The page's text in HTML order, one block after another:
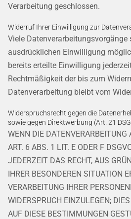
Verarbeitung geschlossen.
Widerruf Ihrer Einwilligung zur
Viele Datenverarbeitungsvorgänge
ausdrücklichen Einwilligung
bereits erteilte Einwilligung
Rechtmäßigkeit der bis zum
Datenverarbeitung bleibt vom
Widerspruchsrecht gegen die
sowie gegen Direktwerbung (Art. 21
WENN DIE DATENVERARBEITUNG
ART. 6 ABS. 1 LIT. E ODER F
JEDERZEIT DAS RECHT, AUS
IHRER BESONDEREN SITUATION
VERARBEITUNG IHRER
WIDERSPRUCH EINZULEGEN;
AUF DIESE BESTIMMUNGEN